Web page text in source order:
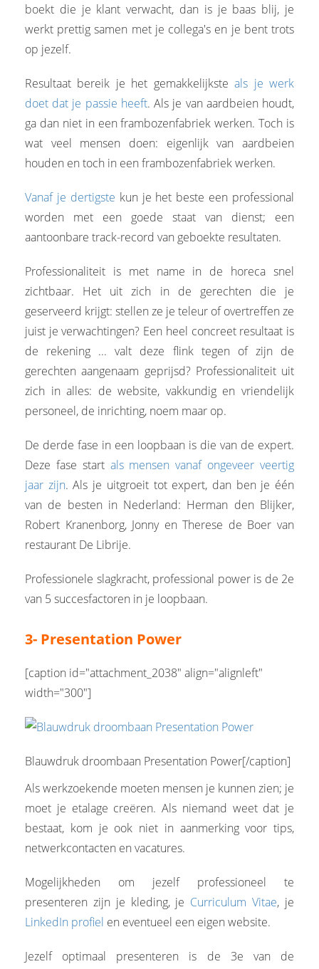
boekt die je klant verwacht, dan is je baas blij, je
werkt prettig samen met je collega's en je bent trots
op jezelf.
Resultaat bereik je het gemakkelijksteals je werk
doet dat je passie heeft. Als je van aardbeien houdt,
ga dan niet in een frambozenfabriek werken. Toch is
wat veel mensen doen: eigenlijk van aardbeien
houden en toch in een frambozenfabriek werken.
Vanaf je dertigste kun je het beste een professional
worden met een goede staat van dienst; een
aantoonbare track-record van geboekte resultaten.
Professionaliteit is met name in de horeca snel
zichtbaar. Het uit zich in de gerechten die je
geserveerd krijgt: stellen ze je teleur of overtreffen ze
juist je verwachtingen? Een heel concreet resultaat is
de rekening ... valt deze flink tegen of zijn de
gerechten aangenaam geprijsd? Professionaliteit uit
zich in alles: de website, vakkundig en vriendelijk
personeel, de inrichting, noem maar op.
De derde fase in een loopbaan is die van de expert.
Deze fase start als mensen vanaf ongeveer veertig
jaar zijn. Als je uitgroeit tot expert, dan ben je één
van de besten in Nederland: Herman den Blijker,
Robert Kranenborg, Jonny en Therese de Boer van
restaurant De Librije.
Professionele slagkracht, professional power is de 2e
van 5 succesfactoren in je loopbaan.
3- Presentation Power
[caption id="attachment_2038" align="alignleft"
width="300"]
Blauwdruk droombaan Presentation Power[/caption]
Als werkzoekende moeten mensen je kunnen zien; je
moet je etalage creëren. Als niemand weet dat je
bestaat, kom je ook niet in aanmerking voor tips,
netwerkcontacten en vacatures.
Mogelijkheden om jezelf professioneel te
presenteren zijn je kleding, je Curriculum Vitae, je
LinkedIn profiel en eventueel een eigen website.
Jezelf optimaal presenteren is de 3e van de